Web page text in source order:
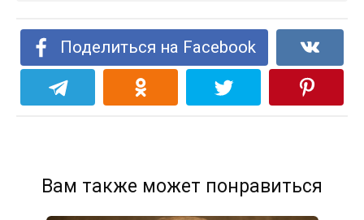
Поделиться на Facebook
Вам также может понравиться